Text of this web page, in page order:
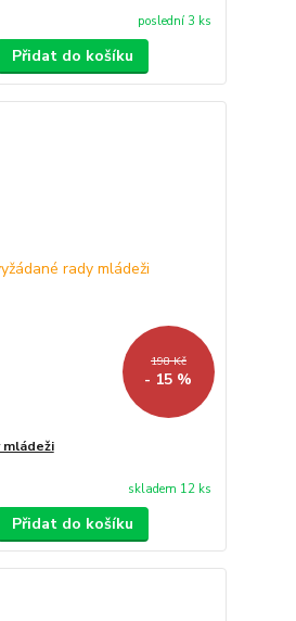
poslední 3 ks
Přidat do košíku
198 Kč
- 15 %
mládeži
skladem 12 ks
Přidat do košíku